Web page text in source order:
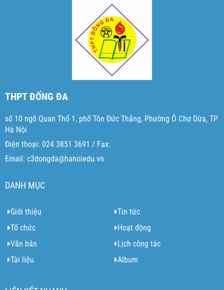
THPT ĐỐNG ĐA
số 10 ngõ Quan Thổ 1, phố Tôn Đức Thắng, Phường Ô Chợ Dừa, TP
Hà Nội
Điện thoại: 024 3851 3691 / Fax:
Email: c3dongda@hanoiedu.vn
DANH MỤC
Giới thiệu
Tin tức
Tổ chức
Hoạt động
Văn bản
Lịch công tác
Tài liệu
Album